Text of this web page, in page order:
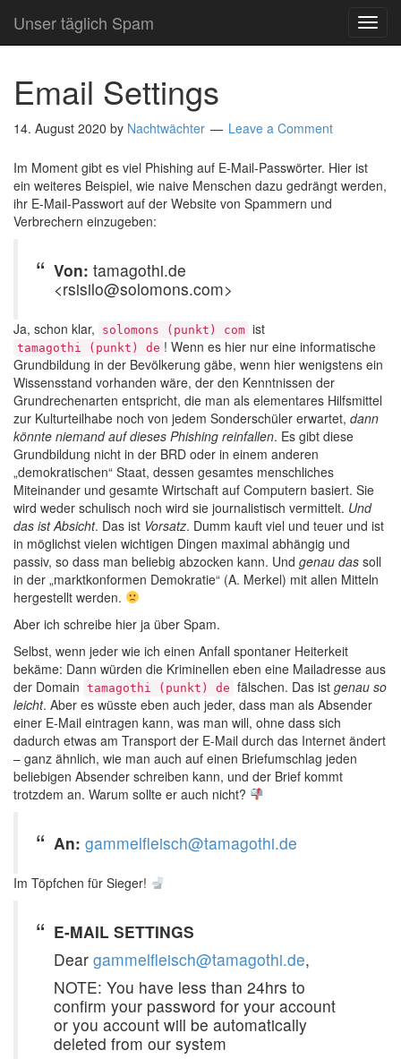
Unser täglich Spam
Email Settings
14. August 2020 by Nachtwächter Leave a Comment
Im Moment gibt es viel Phishing auf E-Mail-Passwörter. Hier ist
ein weiteres Beispiel, wie naive Menschen dazu gedrängt werden,
ihr E-Mail-Passwort auf der Website von Spammern und
Verbrechern einzugeben:
Von: tamagothi.de
<rsisilo@solomons.com>
Ja, schon klar, solomons (punkt) com ist
tamagothi (punkt) de ! Wenn es hier nur eine informatische
Grundbildung in der Bevölkerung gäbe, wenn hier wenigstens ein
Wissensstand vorhanden wäre, der den Kenntnissen der
Grundrechenarten entspricht, die man als elementares Hilfsmittel
zur Kulturteilhabe noch von jedem Sonderschüler erwartet, dann
könnte niemand auf dieses Phishing reinfallen. Es gibt diese
Grundbildung nicht in der BRD oder in einem anderen
„demokratischen“ Staat, dessen gesamtes menschliches
Miteinander und gesamte Wirtschaft auf Computern basiert. Sie
wird weder schulisch noch wird sie journalistisch vermittelt. Und
das ist Absicht. Das ist Vorsatz. Dumm kauft viel und teuer und ist
in möglichst vielen wichtigen Dingen maximal abhängig und
passiv, so dass man beliebig abzocken kann. Und genau das soll
in der „marktkonformen Demokratie“ (A. Merkel) mit allen Mitteln
hergestellt werden.
Aber ich schreibe hier ja über Spam.
Selbst, wenn jeder wie ich einen Anfall spontaner Heiterkeit
bekäme: Dann würden die Kriminellen eben eine Mailadresse aus
der Domain tamagothi (punkt) de fälschen. Das ist genau so
leicht. Aber es wüsste eben auch jeder, dass man als Absender
einer E-Mail eintragen kann, was man will, ohne dass sich
dadurch etwas am Transport der E-Mail durch das Internet ändert
– ganz ähnlich, wie man auch auf einen Briefumschlag jeden
beliebigen Absender schreiben kann, und der Brief kommt
trotzdem an. Warum sollte er auch nicht?
An: gammelfleisch@tamagothi.de
Im Töpfchen für Sieger!
E-MAIL SETTINGS
Dear gammelfleisch@tamagothi.de,
NOTE: You have less than 24hrs to
confirm your password for your account
or you account will be automatically
deleted from our system